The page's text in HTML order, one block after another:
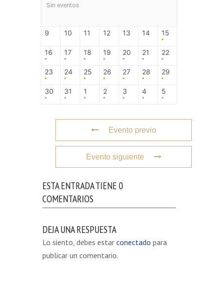
Sin eventos
9 10 11 12 13 14 15
16 17 18 19 20 21 22
23 24 25 26 27 28 29
30 31 1 2 3 4 5
Evento previo
Evento siguiente
ESTA ENTRADA TIENE 0
COMENTARIOS
DEJA UNA RESPUESTA
Lo siento, debes estar conectado para
publicar un comentario.